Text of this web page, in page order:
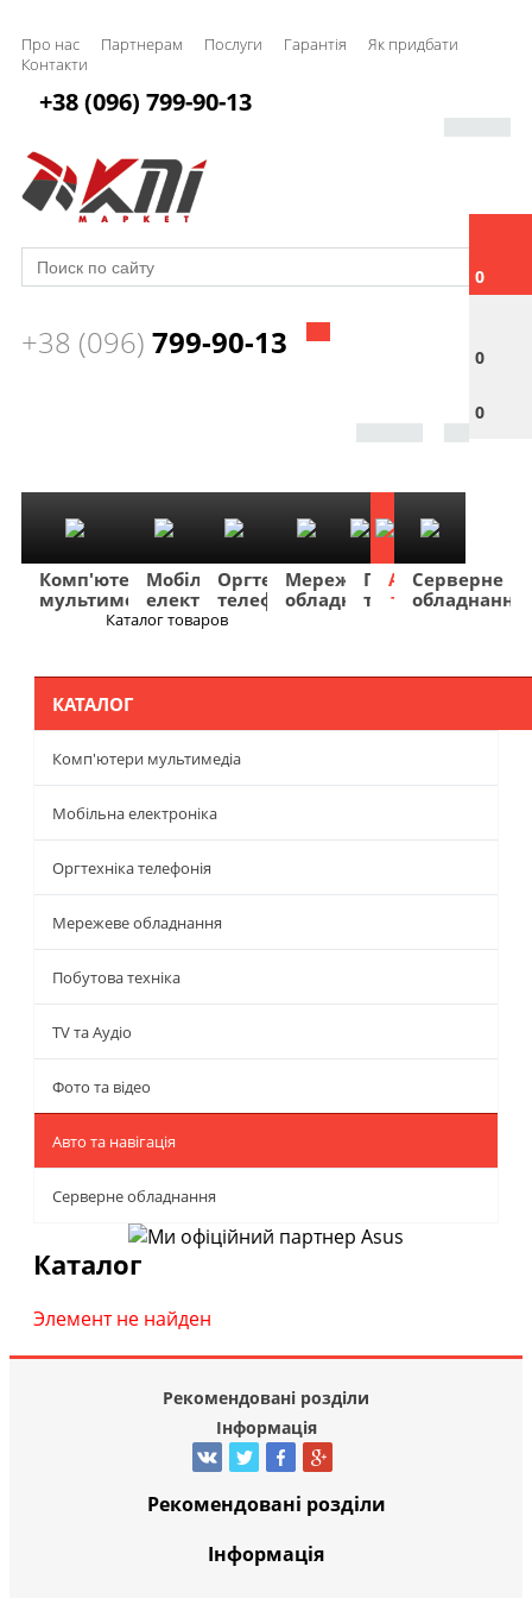
Про нас Партнерам Послуги Гарантія
Як придбати
Контакти
0
0
0
+38 (096) 799-90-13
+38 (096) 799-90-13
Комп'ютери
мультимедіа
Мобільна
електроніка
Оргтехніка
телефонія
Мережеве
обладнання
Побутова
техніка
TV
та
Фото
та
Авто
та
Серверне
обладнання
Каталог товаров
КАТАЛОГ
Комп'ютери мультимедіа
Мобільна електроніка
Оргтехніка телефонія
Мережеве обладнання
Побутова техніка
TV та Аудіо
Фото та відео
Авто та навігація
Серверне обладнання
Каталог
Элемент не найден
Рекомендовані розділи
Інформація
Рекомендовані розділи
Інформація